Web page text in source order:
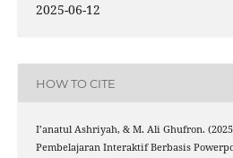
2025-06-12
HOW TO CITE
I’anatul Ashriyah, & M. Ali Ghufron.
Pembelajaran Interaktif Berbasis